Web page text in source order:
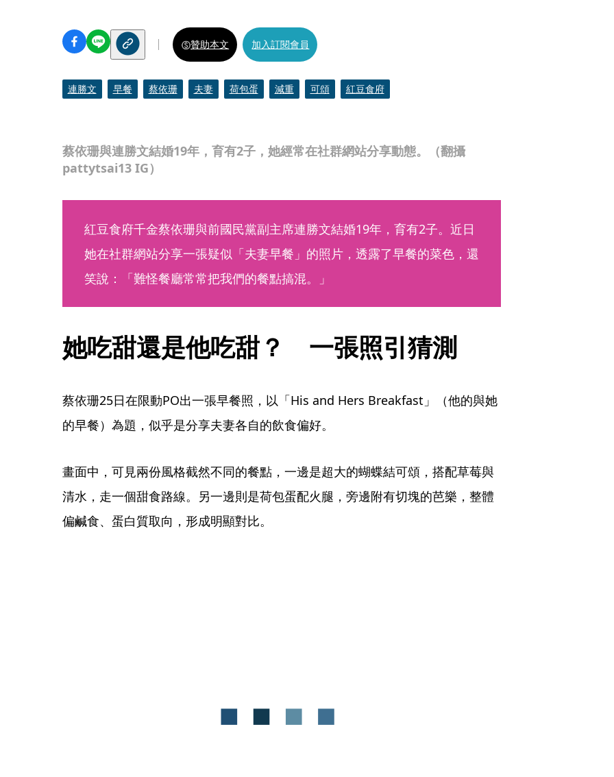
蔡依珊與連勝文結婚19年，育有2子，她經常在社群網站分享動態。（翻攝
pattytsai13 IG）
贊助本文 加入訂閱會員
連勝文 早餐 蔡依珊 夫妻 荷包蛋 減重 可頌 紅豆食府
紅豆食府千金蔡依珊與前國民黨副主席連勝文結婚19年，育有2子。近日
她在社群網站分享一張疑似「夫妻早餐」的照片，透露了早餐的菜色，還
笑說：「難怪餐廳常常把我們的餐點搞混。」
她吃甜還是他吃甜？　一張照引猜測
蔡依珊25日在限動PO出一張早餐照，以「His and Hers Breakfast」（他的與她
的早餐）為題，似乎是分享夫妻各自的飲食偏好。
畫面中，可見兩份風格截然不同的餐點，一邊是超大的蝴蝶結可頌，搭配草莓與
清水，走一個甜食路線。另一邊則是荷包蛋配火腿，旁邊附有切塊的芭樂，整體
偏鹹食、蛋白質取向，形成明顯對比。